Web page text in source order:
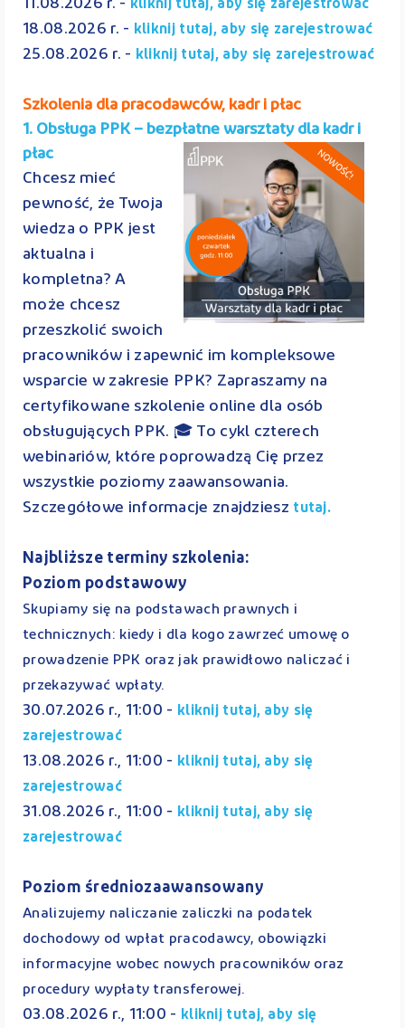
11.08.2026 r. - kliknij tutaj, aby się zarejestrować
18.08.2026 r. - kliknij tutaj, aby się zarejestrować
25.08.2026 r. - kliknij tutaj, aby się zarejestrować
Szkolenia dla pracodawców, kadr i płac
1. Obsługa PPK – bezpłatne warsztaty dla kadr i
płac
Chcesz mieć
pewność, że Twoja
wiedza o PPK jest
aktualna i
kompletna? A
może chcesz
przeszkolić swoich
pracowników i zapewnić im kompleksowe
wsparcie w zakresie PPK? Zapraszamy na
certyfikowane szkolenie online dla osób
obsługujących PPK. 🎓 To cykl czterech
webinariów, które poprowadzą Cię przez
wszystkie poziomy zaawansowania.
Szczegółowe informacje znajdziesz tutaj.
Najbliższe terminy szkolenia:
Poziom podstawowy
Skupiamy się na podstawach prawnych i
technicznych: kiedy i dla kogo zawrzeć umowę o
prowadzenie PPK oraz jak prawidłowo naliczać i
przekazywać wpłaty.
30.07.2026 r., 11:00 - kliknij tutaj, aby się
zarejestrować
13.08.2026 r., 11:00 - kliknij tutaj, aby się
zarejestrować
31.08.2026 r., 11:00 - kliknij tutaj, aby się
zarejestrować
Poziom średniozaawansowany
Analizujemy naliczanie zaliczki na podatek
dochodowy od wpłat pracodawcy, obowiązki
informacyjne wobec nowych pracowników oraz
procedury wypłaty transferowej.
03.08.2026 r., 11:00 - kliknij tutaj, aby się